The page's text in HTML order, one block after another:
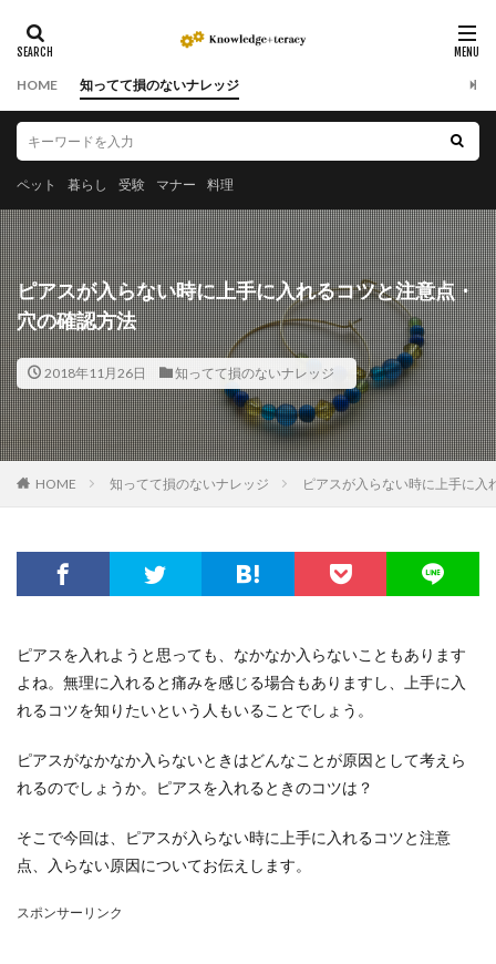
HOME 知ってて損のないナレッジ
ペット 暮らし 受験 マナー 料理
ピアスが入らない時に上手に入れるコツと注意点・
穴の確認方法
2018年11月26日 知ってて損のないナレッジ
HOME 知ってて損のないナレッジ ピアスが入らない時に上手に
ピアスを入れようと思っても、なかなか入らないこともあります
よね。無理に入れると痛みを感じる場合もありますし、上手に入
れるコツを知りたいという人もいることでしょう。
ピアスがなかなか入らないときはどんなことが原因として考えら
れるのでしょうか。ピアスを入れるときのコツは？
そこで今回は、ピアスが入らない時に上手に入れるコツと注意
点、入らない原因についてお伝えします。
スポンサーリンク